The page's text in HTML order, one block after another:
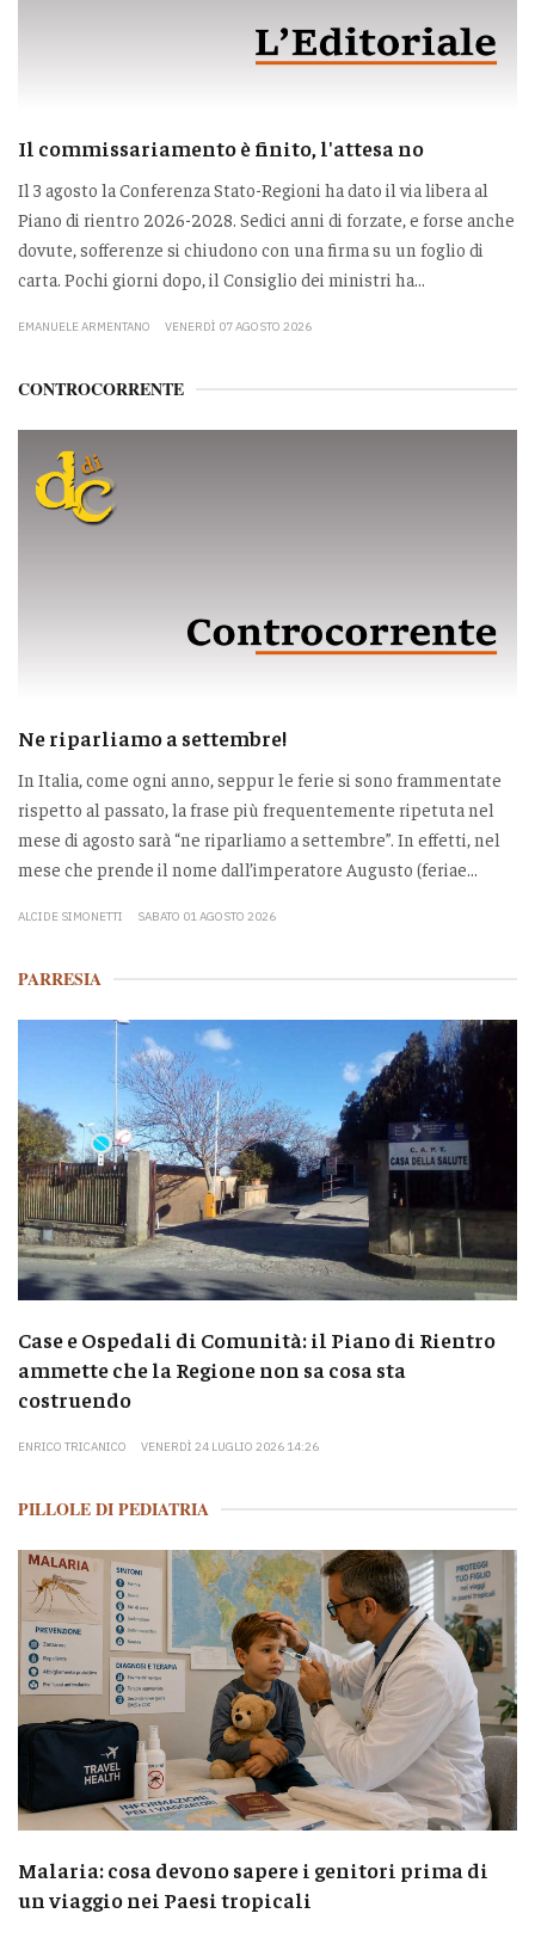
Il commissariamento è finito, l'attesa no
Il 3 agosto la Conferenza Stato-Regioni ha dato il via libera al
Piano di rientro 2026-2028. Sedici anni di forzate, e forse anche
dovute, sofferenze si chiudono con una firma su un foglio di
carta. Pochi giorni dopo, il Consiglio dei ministri ha...
EMANUELE ARMENTANO VENERDÌ 07 AGOSTO 2026
CONTROCORRENTE
Ne riparliamo a settembre!
In Italia, come ogni anno, seppur le ferie si sono frammentate
rispetto al passato, la frase più frequentemente ripetuta nel
mese di agosto sarà “ne riparliamo a settembre”. In effetti, nel
mese che prende il nome dall’imperatore Augusto (feriae...
ALCIDE SIMONETTI SABATO 01 AGOSTO 2026
PARRESIA
Case e Ospedali di Comunità: il Piano di Rientro
ammette che la Regione non sa cosa sta
costruendo
ENRICO TRICANICO VENERDÌ 24 LUGLIO 2026 14:26
PILLOLE DI PEDIATRIA
Malaria: cosa devono sapere i genitori prima di
un viaggio nei Paesi tropicali